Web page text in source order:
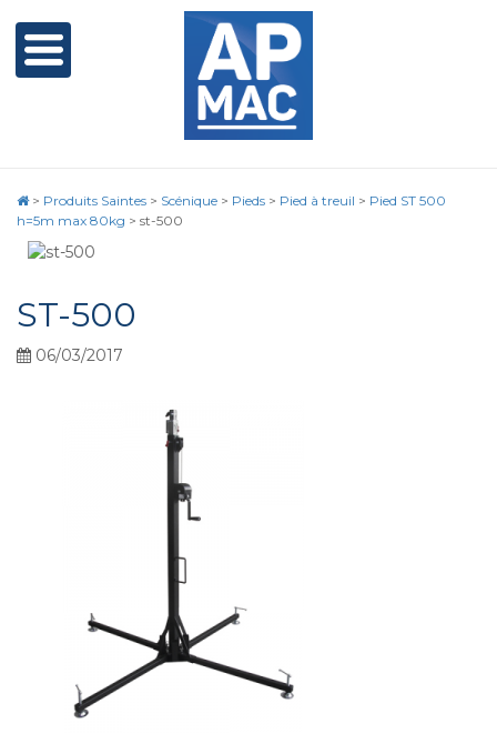
> Produits Saintes > Scénique > Pieds > Pied à treuil > Pied ST 500
h=5m max 80kg > st-500
ST-500
06/03/2017